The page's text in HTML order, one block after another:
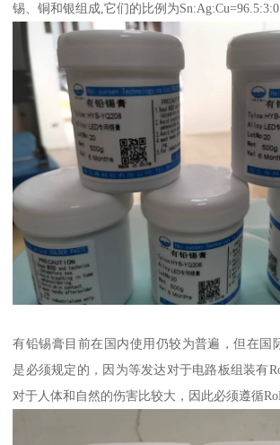
锡、铜和银组成,它们的比例为
有铅锡膏目前在国内使用仍较为普遍，但在国
是必须规定的，因为等发达对于电路板组装有
对于人体和自然的伤害比较大，因此必须遵循